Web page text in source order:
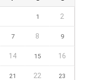
1 2
7 8 9
14 15 16
21 22 23